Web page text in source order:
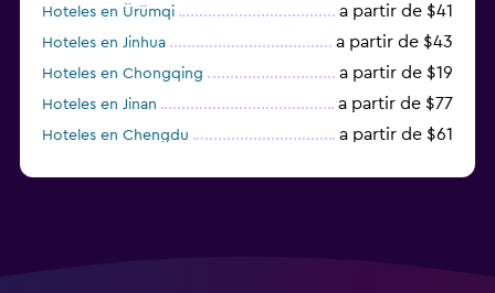
Hoteles en Ürümqi a partir de $41
Hoteles en Jinhua a partir de $43
Hoteles en Chongqing a partir de $19
Hoteles en Jinan a partir de $77
Hoteles en Chengdu a partir de $61